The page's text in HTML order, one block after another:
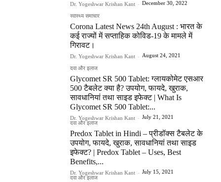
Dr. Yogeshwar Krishan Kant - December 30, 2022
स्वास्थ्य समाचार
Corona Latest News 24th August : भारत के
कई राज्यों में सप्ताहिक कोविड-19 के मामले में
गिरावट।
Dr. Yogeshwar Krishan Kant - August 24, 2021
दवा और इलाज
Glycomet SR 500 Tablet: ग्लायकोमेट एसआर
500 टैबलेट क्या है? उपयोग, फायदे, खुराक,
सावधानियां तथा साइड इफेक्ट | What Is
Glycomet SR 500 Tablet:...
Dr. Yogeshwar Krishan Kant - July 21, 2021
दवा और इलाज
Predox Tablet in Hindi – प्रीडॉक्स टैबलेट के
उपयोग, फायदे, खुराक, सावधानियां तथा साइड
इफेक्ट? | Predox Tablet – Uses, Best
Benefits,...
Dr. Yogeshwar Krishan Kant - July 15, 2021
दवा और इलाज